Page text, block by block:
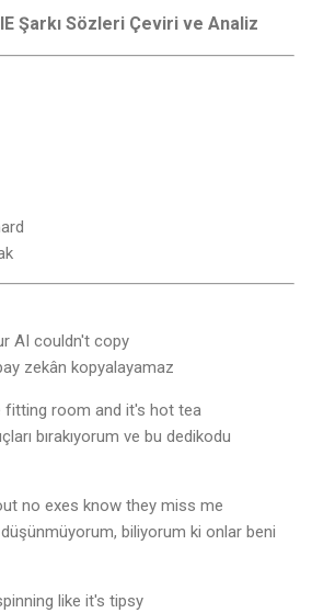
Şarkı Sözleri Çeviri ve Analiz
AI couldn't copy
zekân kopyalayamaz
fitting room and it's hot tea
bırakıyorum ve bu dedikodu
no exes know they miss me
biliyorum ki onlar beni
like it's tipsy